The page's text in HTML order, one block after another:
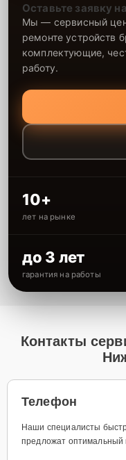
Оставьте заявку
Мы — сервисный
ремонте устройств
комплектующие,
работу.
10+
лет на рынке
до 3 лет
гарантия на работы
Контакты
Телефон
Наши специалисты
предложат оптимальный